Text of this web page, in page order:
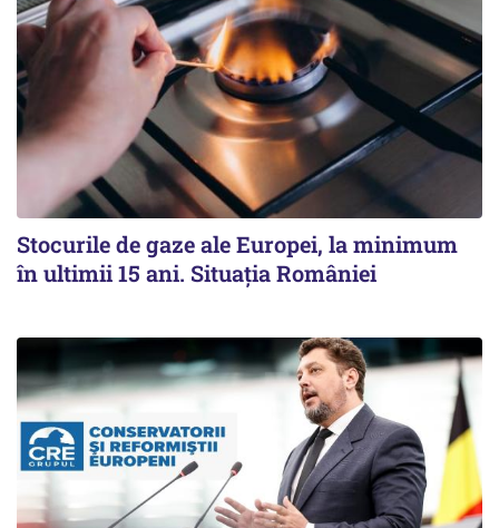
Stocurile de gaze ale Europei, la minimum
în ultimii 15 ani. Situația României